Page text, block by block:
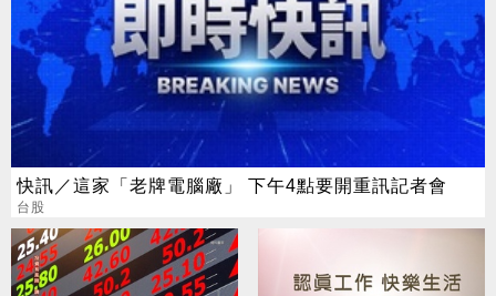
快訊／這家「老牌電腦廠」 下午4點要開重訊記者會
台股